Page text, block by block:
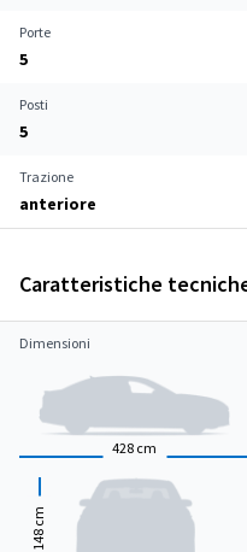
Porte
5
Posti
5
Trazione
anteriore
Caratteristiche
Dimensioni
428 cm
148
cm